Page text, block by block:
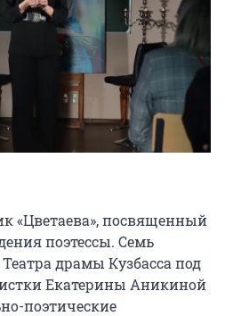
«Цветаева», посвященный
поэтессы. Cемь
драмы Кузбасса под
Екатерины Аникиной
поэтические